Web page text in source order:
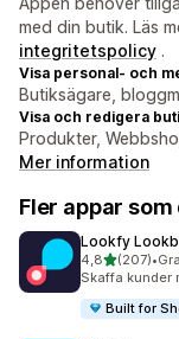
med din butik. Läs
integritetspolicy .
Visa personal- och
Butiksägare,
Visa och redigera
Produkter,
Mer information
Fler appar som
Lookfy
4,8av 5 stjärnor
(207)
207 •
Skaffa kunder
Built for